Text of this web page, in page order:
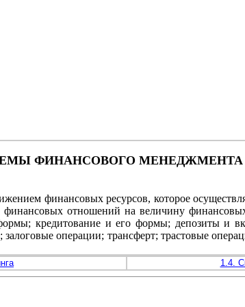
ФИНАНСОВОГО МЕНЕДЖМЕНТА
финансовых ресурсов, которое
финансовых отношений на величину
кредитование и его формы; депозиты и
операции; трансферт; трастовые
1.4.